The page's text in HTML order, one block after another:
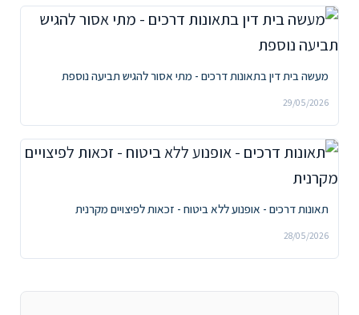
מעשה בית דין בתאונות דרכים - מתי אסור להגיש תביעה נוספת
29/05/2026
תאונות דרכים - אופנוע ללא ביטוח - זכאות לפיצויים מקרנית
28/05/2026